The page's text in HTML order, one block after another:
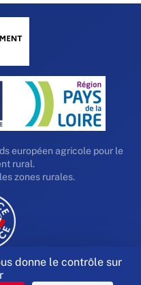
européen agricole pour le
rural.
zones rurales.
donne le contrôle sur